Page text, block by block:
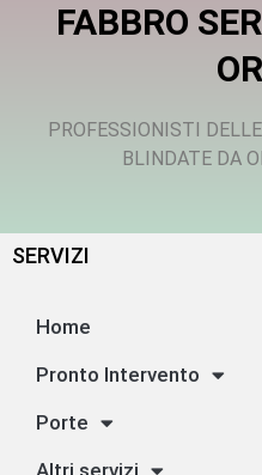
FABBRO
PROFESSIONISTI
BLINDATE DA
SERVIZI
Home
Pronto Intervento
Porte
Altri servizi